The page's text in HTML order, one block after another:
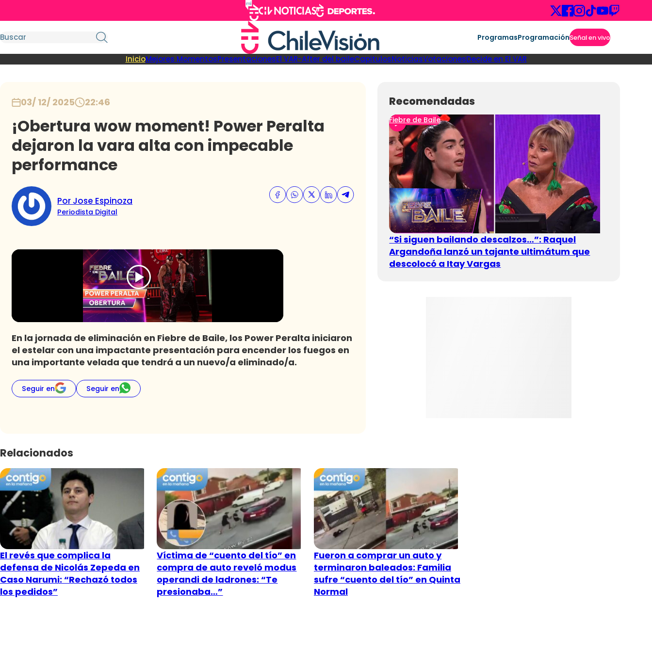
ProgramasProgramaciónSeñal en vivo
InicioMejores MomentosPresentacionesEl VAR-After del baileCapitulosNoticiasVotacionesDecide en El VAR
03/ 12/ 2025 22:46
¡Obertura wow moment! Power Peralta
dejaron la vara alta con impecable
performance
Por Jose Espinoza
Periodista Digital
En la jornada de eliminación en Fiebre de Baile, los Power Peralta iniciaron
el estelar con una impactante presentación para encender los fuegos en
una importante velada que tendrá a un nuevo/a eliminado/a.
Seguir en Seguir en
Recomendadas
Fiebre de Baile
“Si siguen bailando descalzos…”: Raquel
Argandoña lanzó un tajante ultimátum que
descolocó a Itay Vargas
Relacionados
El revés que complica la
defensa de Nicolás Zepeda en
Caso Narumi: “Rechazó todos
los pedidos”
Víctima de “cuento del tío” en
compra de auto reveló modus
operandi de ladrones: “Te
presionaba…”
Fueron a comprar un auto y
terminaron baleados: Familia
sufre “cuento del tío” en Quinta
Normal